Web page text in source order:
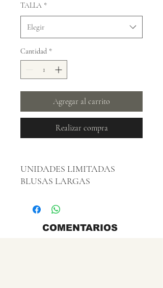
TALLA *
Elegir
Cantidad *
Agregar al carrito
Realizar compra
UNIDADES LIMITADAS
BLUSAS LARGAS
TALLA L
COMENTARIOS